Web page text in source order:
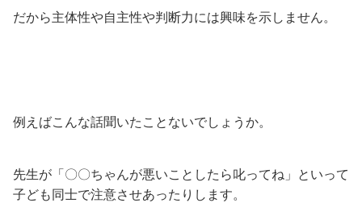
だから主体性や自主性や判断力には興味を示しません。
例えばこんな話聞いたことないでしょうか。
先生が「〇〇ちゃんが悪いことしたら叱ってね」といって
子ども同士で注意させあったりします。